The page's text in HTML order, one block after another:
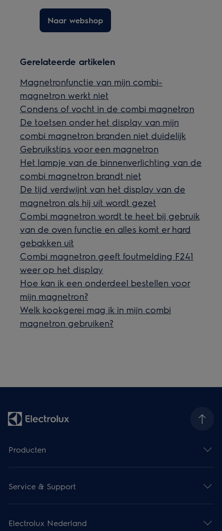
Naar webshop
Gerelateerde artikelen
Magnetronfunctie van mijn combi-
magnetron werkt niet
Condens of vocht in de combi magnetron
De toetsen onder het display van mijn
combi magnetron branden niet duidelijk
Gebruikstips voor een magnetron
Het lampje van de binnenverlichting van de
combi magnetron brandt niet
De tijd verdwijnt van het display van de
magnetron als hij uit wordt gezet
Combi magnetron wordt te heet bij gebruik
van de oven functie en alles komt er hard
gebakken uit
Combi magnetron geeft foutmelding F241
weer op het display
Hoe kan ik een onderdeel bestellen voor
mijn magnetron?
Welk kookgerei mag ik in mijn combi
magnetron gebruiken?
Producten
Service & Support
Electrolux Nederland